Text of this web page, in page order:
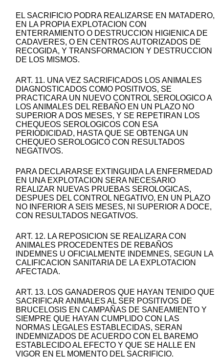
EL SACRIFICIO PODRA REALIZARSE EN MATADERO,
EN LA PROPIA EXPLOTACION CON
ENTERRAMIENTO O DESTRUCCION HIGIENICA DE
CADAVERES, O EN CENTROS AUTORIZADOS DE
RECOGIDA, Y TRANSFORMACION Y DESTRUCCION
DE LOS MISMOS.
ART. 11. UNA VEZ SACRIFICADOS LOS ANIMALES
DIAGNOSTICADOS COMO POSITIVOS, SE
PRACTICARA UN NUEVO CONTROL SEROLOGICO A
LOS ANIMALES DEL REBAÑO EN UN PLAZO NO
SUPERIOR A DOS MESES, Y SE REPETIRAN LOS
CHEQUEOS SEROLOGICOS CON ESA
PERIODICIDAD, HASTA QUE SE OBTENGA UN
CHEQUEO SEROLOGICO CON RESULTADOS
NEGATIVOS.
PARA DECLARARSE EXTINGUIDA LA ENFERMEDAD
EN UNA EXPLOTACION SERA NECESARIO
REALIZAR NUEVAS PRUEBAS SEROLOGICAS,
DESPUES DEL CONTROL NEGATIVO, EN UN PLAZO
NO INFERIOR A SEIS MESES, NI SUPERIOR A DOCE,
CON RESULTADOS NEGATIVOS.
ART. 12. LA REPOSICION SE REALIZARA CON
ANIMALES PROCEDENTES DE REBAÑOS
INDEMNES U OFICIALMENTE INDEMNES, SEGUN LA
CALIFICACION SANITARIA DE LA EXPLOTACION
AFECTADA.
ART. 13. LOS GANADEROS QUE HAYAN TENIDO QUE
SACRIFICAR ANIMALES AL SER POSITIVOS DE
BRUCELOSIS EN CAMPAÑAS DE SANEAMIENTO Y
SIEMPRE QUE HAYAN CUMPLIDO CON LAS
NORMAS LEGALES ESTABLECIDAS, SERAN
INDEMNIZADOS DE ACUERDO CON EL BAREMO
ESTABLECIDO AL EFECTO Y QUE SE HALLE EN
VIGOR EN EL MOMENTO DEL SACRIFICIO.